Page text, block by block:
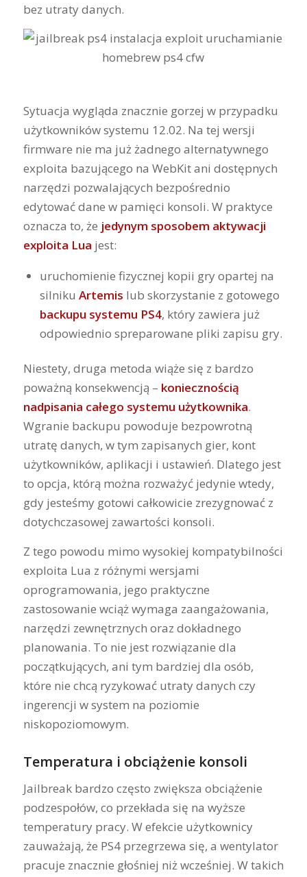
bez utraty danych.
Sytuacja wygląda znacznie gorzej w przypadku
użytkowników systemu 12.02. Na tej wersji
firmware nie ma już żadnego alternatywnego
exploita bazującego na WebKit ani dostępnych
narzędzi pozwalających bezpośrednio
edytować dane w pamięci konsoli. W praktyce
oznacza to, że jedynym sposobem aktywacji
exploita Lua jest:
uruchomienie fizycznej kopii gry opartej na
silniku Artemis lub skorzystanie z gotowego
backupu systemu PS4, który zawiera już
odpowiednio spreparowane pliki zapisu gry.
Niestety, druga metoda wiąże się z bardzo
poważną konsekwencją – koniecznością
nadpisania całego systemu użytkownika.
Wgranie backupu powoduje bezpowrotną
utratę danych, w tym zapisanych gier, kont
użytkowników, aplikacji i ustawień. Dlatego jest
to opcja, którą można rozważyć jedynie wtedy,
gdy jesteśmy gotowi całkowicie zrezygnować z
dotychczasowej zawartości konsoli.
Z tego powodu mimo wysokiej kompatybilności
exploita Lua z różnymi wersjami
oprogramowania, jego praktyczne
zastosowanie wciąż wymaga zaangażowania,
narzędzi zewnętrznych oraz dokładnego
planowania. To nie jest rozwiązanie dla
początkujących, ani tym bardziej dla osób,
które nie chcą ryzykować utraty danych czy
ingerencji w system na poziomie
niskopoziomowym.
Temperatura i obciążenie konsoli
Jailbreak bardzo często zwiększa obciążenie
podzespołów, co przekłada się na wyższe
temperatury pracy. W efekcie użytkownicy
zauważają, że PS4 przegrzewa się, a wentylator
pracuje znacznie głośniej niż wcześniej. W takich